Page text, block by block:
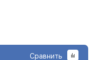
Сравнить